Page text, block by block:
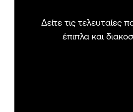
Δείτε τις τελευταίες
έπιπλα και